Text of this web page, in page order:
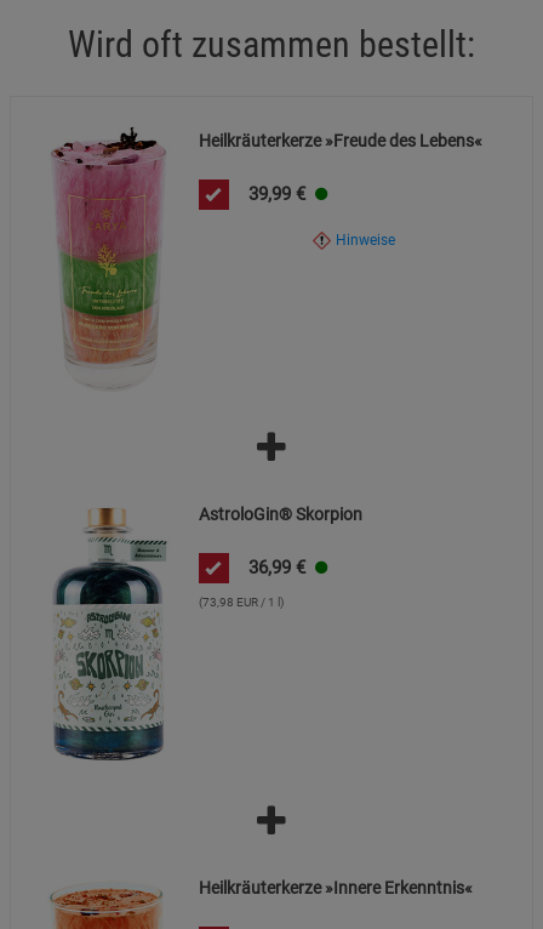
Wird oft zusammen bestellt:
Heilkräuterkerze »Freude des Lebens«
39,99 €
Hinweise
AstroloGin® Skorpion
36,99 €
(73,98 EUR / 1 l)
Heilkräuterkerze »Innere Erkenntnis«
Marketing Cookies (3)
Beschreibung Marketing Cookies